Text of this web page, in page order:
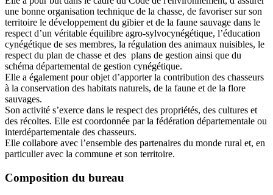
une bonne organisation technique de la chasse, de favoriser sur son
territoire le développement du gibier et de la faune sauvage dans le
respect d’un véritable équilibre agro-sylvocynégétique, l’éducation
cynégétique de ses membres, la régulation des animaux nuisibles, le
respect du plan de chasse et des plans de gestion ainsi que du
schéma départemental de gestion cynégétique.
Elle a également pour objet d’apporter la contribution des chasseurs
à la conservation des habitats naturels, de la faune et de la flore
sauvages.
Son activité s’exerce dans le respect des propriétés, des cultures et
des récoltes. Elle est coordonnée par la fédération départementale ou
interdépartementale des chasseurs.
Elle collabore avec l’ensemble des partenaires du monde rural et, en
particulier avec la commune et son territoire.
Composition du bureau